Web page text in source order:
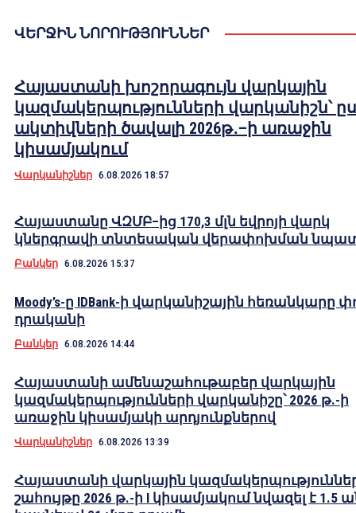
ՎԵՐՋԻՆ ՆՈՐՈՒԹՅՈՒՆՆԵՐ
Հայաստանի խոշորագույն վարկային
կազմակերպությունների վարկանիշն՝
ակտիվների ծավալի 2026թ․–ի առաջին
կիսամյակում
Վարկանիշներ 6.08.2026 18:57
Հայաստանը ՎԶՄԲ–ից 170,3 մլն եվրոյի վարկ
կներգրավի տնտեսական վերափոխման
Բանկեր 6.08.2026 15:37
Moody’s-ը IDBank-ի վարկանիշային հեռանկարը
դրականի
Բանկեր 6.08.2026 14:44
Հայաստանի ամենաշահութաբեր վարկային
կազմակերպությունների վարկանիշը՝ 2026 թ.-ի
առաջին կիսամյակի արդյունքներով
Վարկանիշներ 6.08.2026 13:39
Հայաստանի վարկային
շահույթը 2026 թ.-ի I կիսամյակում նվազել է 1.5